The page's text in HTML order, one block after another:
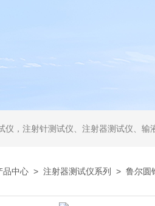
针测试仪、注射器测试仪、输液器测试仪、手术刀测试仪、缝
品中心 > 注射器测试仪系列 > 鲁尔圆